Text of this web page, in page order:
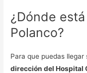
¿Dónde
Polanco?
Para que puedas
dirección del Hospital